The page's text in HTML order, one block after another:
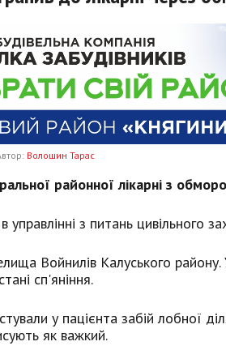
Волошин Тарас
районної лікарні з
з питань цивільного
Войнилів Калуського
сп'яніння.
у пацієнта забій лобної
як важкий.